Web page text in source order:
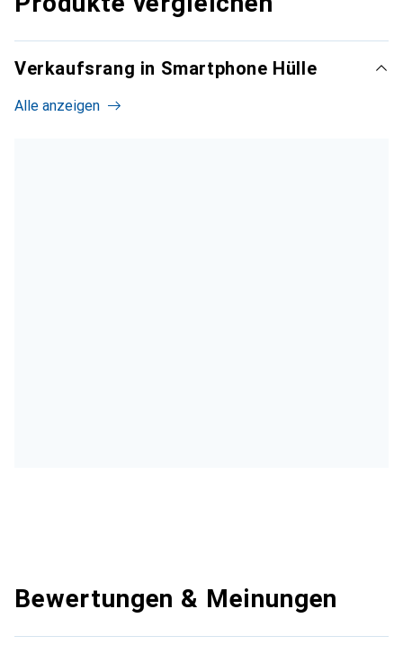
Verkaufsrang in Smartphone Hülle
Alle anzeigen
Bewertungen & Meinungen